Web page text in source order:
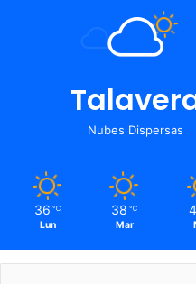
Nubes Dispersas
36 ℃
Lun
38 ℃
Mar